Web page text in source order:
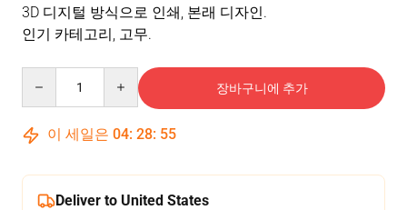
3D 디지털 방식으로 인쇄, 본래 디자인.
인기 카테고리, 고무.
장바구니에 추가
이 세일은 04: 28: 55
Deliver to United States